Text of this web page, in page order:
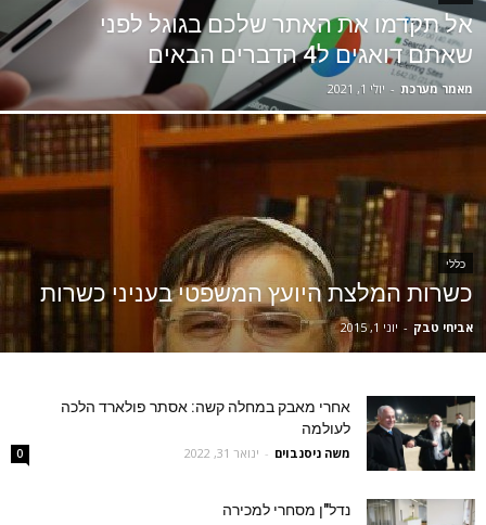
אל תקדמו את האתר שלכם בגוגל לפני
שאתם דואגים ל4 הדברים הבאים
מאמר מערכת - יולי 1, 2021
כללי
כשרות המלצת היועץ המשפטי בעניני כשרות
אביחי טבק - יוני 1, 2015
אחרי מאבק במחלה קשה: אסתר פולארד הלכה
לעולמה
משה ניסנבוים - ינואר 31, 2022 0
נדל"ן מסחרי למכירה